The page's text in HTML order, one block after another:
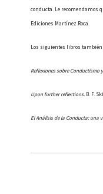
conducta. Le recomendamos
Ediciones Martínez Roca.
Los siguientes libros
Reflexiones sobre Conductismo
Upon further reflections. B. F.
El Análisis de la Conducta: una